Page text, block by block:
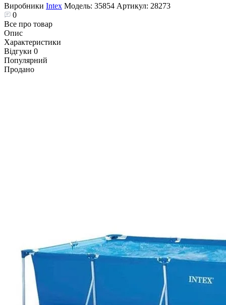
Виробники Intex Модель: 35854 Артикул: 28273
0
Все про товар
Опис
Характеристики
Відгуки 0
Популярний
Продано